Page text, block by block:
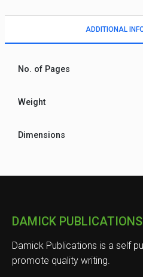
ADDITIONAL
No. of Pages
Weight
Dimensions
DAMICK PUBLICATIONS
Damick Publications is a self
promote quality writing.